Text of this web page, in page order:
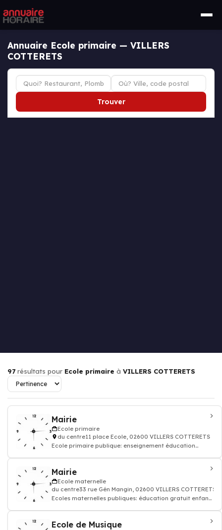
Annuaire Ecole primaire — VILLERS
COTTERETS
Trouver
97 résultats pour Ecole primaire à VILLERS COTTERETS
Mairie
Ecole primaire
du centre11 place Ecole, 02600 VILLERS COTTERETS
Ecole primaire publique: enseignement éducation
Mairie
Ecole maternelle
du centre33 rue Gén Mangin, 02600 VILLERS COTTERETS
Ecoles maternelles publiques: éducation gratuit enfant
Ecole de Musique